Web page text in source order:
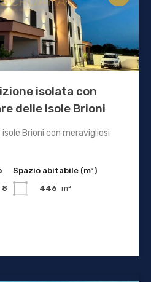
isolata con
delle Isole Brioni
Brioni con meravigliosi
8
Spazio abitabile (m²)
446 m²